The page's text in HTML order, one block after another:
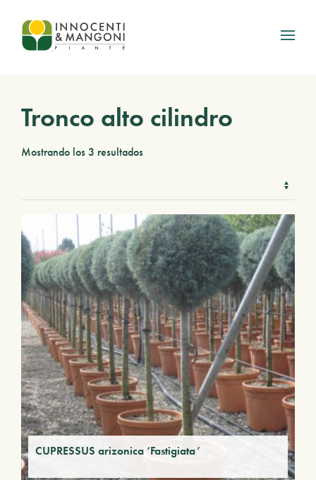
Skip to main content
Tronco alto cilindro
Mostrando los 3 resultados
CUPRESSUS arizonica ‘Fastigiata’